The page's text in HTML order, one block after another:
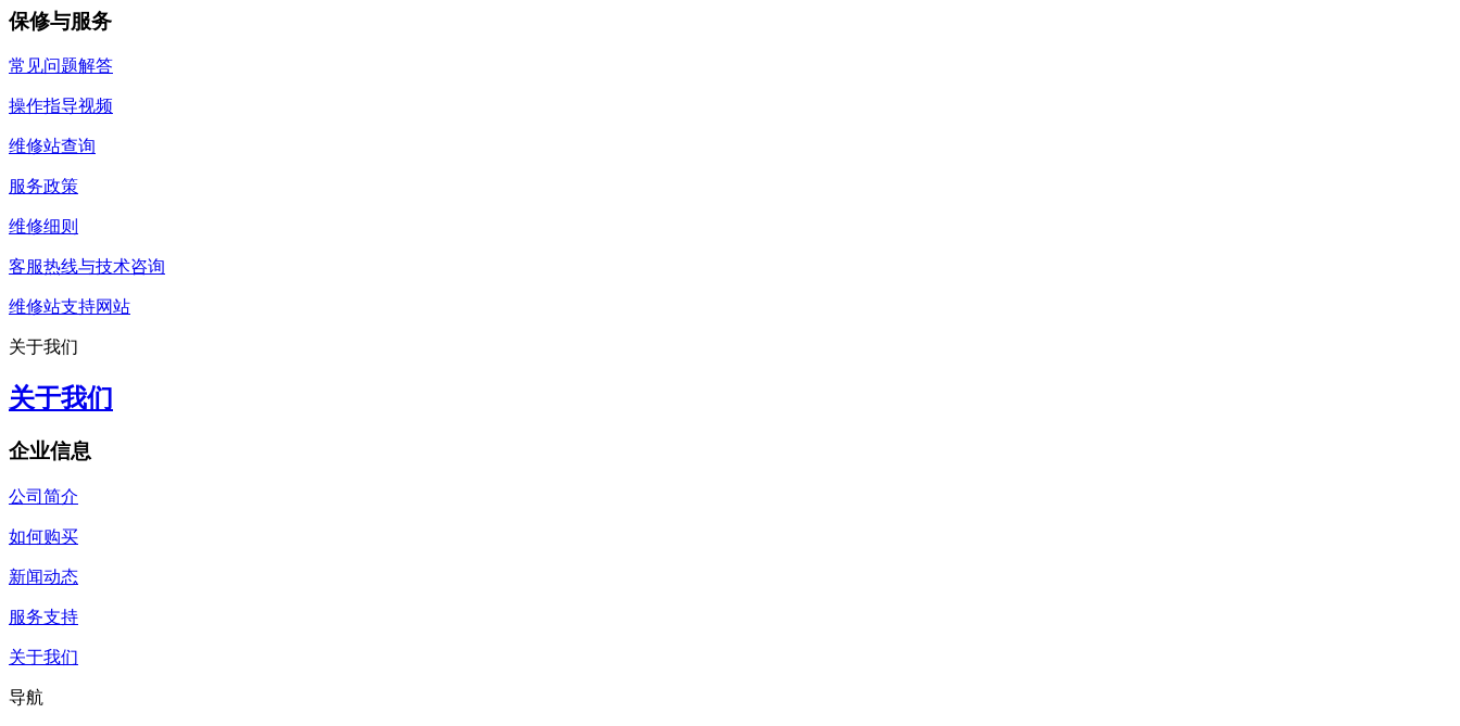
保修与服务
常见问题解答
操作指导视频
维修站查询
服务政策
维修细则
客服热线与技术咨询
维修站支持网站
关于我们
关于我们
企业信息
公司简介
如何购买
新闻动态
服务支持
关于我们
导航